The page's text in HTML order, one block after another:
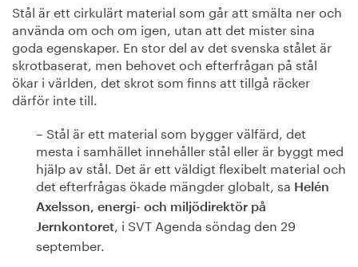
Stål är ett cirkulärt material som går att smälta ner och
använda om och om igen, utan att det mister sina
goda egenskaper. En stor del av det svenska stålet är
skrotbaserat, men behovet och efterfrågan på stål
ökar i världen, det skrot som finns att tillgå räcker
därför inte till.
– Stål är ett material som bygger välfärd, det
mesta i samhället innehåller stål eller är byggt med
hjälp av stål. Det är ett väldigt flexibelt material och
det efterfrågas ökade mängder globalt, sa Helén
Axelsson, energi- och miljödirektör på
Jernkontoret, i SVT Agenda söndag den 29
september.